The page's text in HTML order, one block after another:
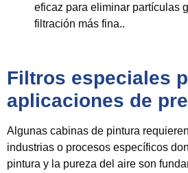
eficaz para eliminar partículas
filtración más fina..
Filtros especiales
aplicaciones de
Algunas cabinas de pintura
industrias o procesos específicos
pintura y la pureza del aire son